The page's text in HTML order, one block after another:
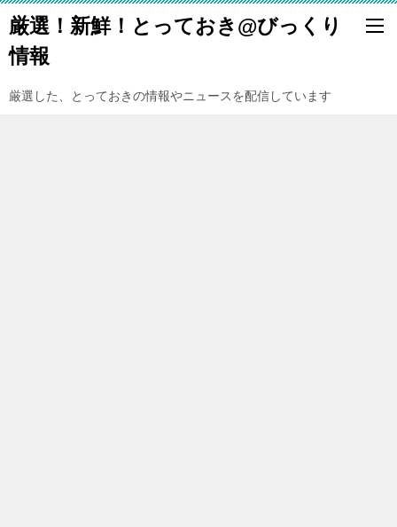
厳選！新鮮！とっておき@びっくり
情報
厳選した、とっておきの情報やニュースを配信しています